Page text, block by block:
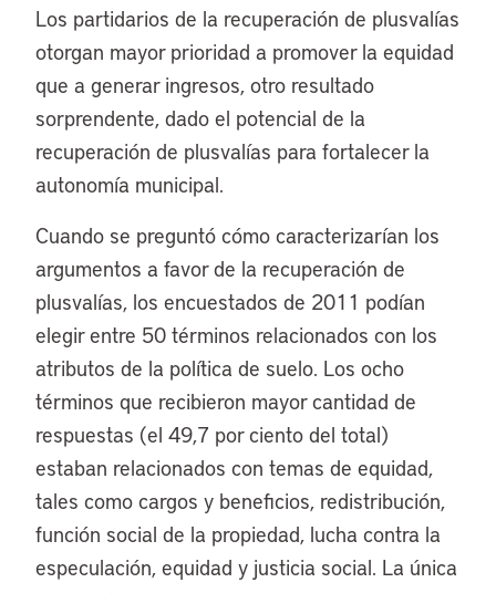
Los partidarios de la recuperación de plusvalías
otorgan mayor prioridad a promover la equidad
que a generar ingresos, otro resultado
sorprendente, dado el potencial de la
recuperación de plusvalías para fortalecer la
autonomía municipal.
Cuando se preguntó cómo caracterizarían los
argumentos a favor de la recuperación de
plusvalías, los encuestados de 2011 podían
elegir entre 50 términos relacionados con los
atributos de la política de suelo. Los ocho
términos que recibieron mayor cantidad de
respuestas (el 49,7 por ciento del total)
estaban relacionados con temas de equidad,
tales como cargos y beneficios, redistribución,
función social de la propiedad, lucha contra la
especulación, equidad y justicia social. La única